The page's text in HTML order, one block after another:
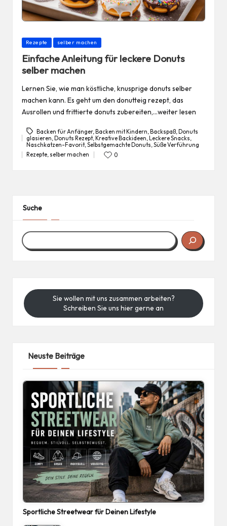
Posted
Rezepte selber machen
Einfache Anleitung für leckere Donuts
selber machen
Lernen Sie, wie man köstliche, knusprige donuts selber
machen kann. Es geht um den donutteig rezept, das
Ausrollen und frittierte donuts zubereiten,…weiter lesen
Tags:
Backen für Anfänger, Backen mit Kindern Backspaß, Donuts
glasieren Donuts Rezept, Kreative Backideen Leckere Snacks
Naschkatzen-Favorit, Selbstgemachte Donuts Süße Verführung
Posted
Rezepte, selber machen 0
Suche
Sie wollen mit uns zusammen arbeiten?
Schreiben Sie uns hier gerne an
Neuste Beiträge
Sportliche Streetwear für Deinen Lifestyle